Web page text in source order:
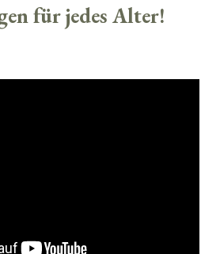
für jedes Alter!